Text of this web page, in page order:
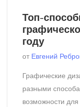
Топ-
году
от Евгений
Графические
разными
возможности